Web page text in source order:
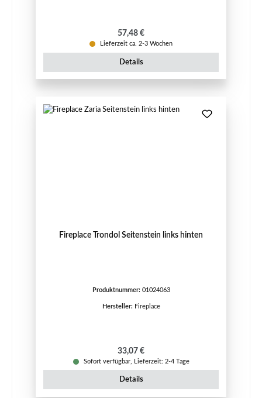
Regulärer Preis:
57,48 €
Lieferzeit ca. 2-3 Wochen
Details
Fireplace Trondol Seitenstein links hinten
Produktnummer: 01024063
Hersteller: Fireplace
Regulärer Preis:
33,07 €
Sofort verfügbar, Lieferzeit: 2-4 Tage
Details